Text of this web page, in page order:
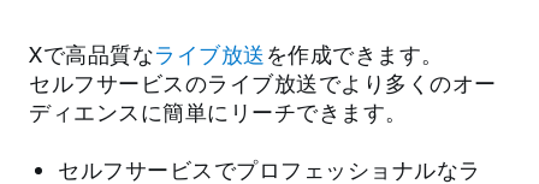
Xで高品質なライブ放送を作成できます。
セルフサービスのライブ放送でより多くのオー
ディエンスに簡単にリーチできます。
セルフサービスでプロフェッショナルなラ